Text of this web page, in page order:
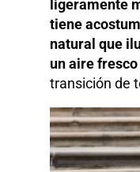
ligeramente
tiene
natural que
un aire
transición de